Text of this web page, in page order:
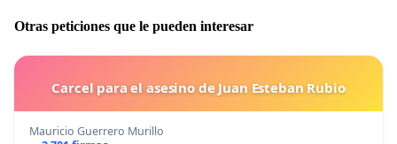
Otras peticiones que le pueden interesar
Carcel para el asesino de Juan Esteban Rubio
Mauricio Guerrero Murillo